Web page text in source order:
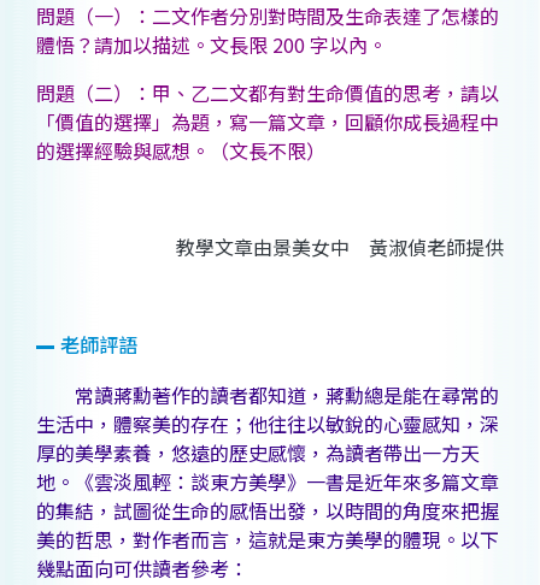
問題（一）：二文作者分別對時間及生命表達了怎樣的
體悟？請加以描述。文長限 200 字以內。
問題（二）：甲、乙二文都有對生命價值的思考，請以
「價值的選擇」為題，寫一篇文章，回顧你成長過程中
的選擇經驗與感想。（文長不限）
教學文章由景美女中 黃淑偵老師提供
老師評語
常讀蔣勳著作的讀者都知道，蔣勳總是能在尋常的
生活中，體察美的存在；他往往以敏銳的心靈感知，深
厚的美學素養，悠遠的歷史感懷，為讀者帶出一方天
地。《雲淡風輕：談東方美學》一書是近年來多篇文章
的集結，試圖從生命的感悟出發，以時間的角度來把握
美的哲思，對作者而言，這就是東方美學的體現。以下
幾點面向可供讀者參考：